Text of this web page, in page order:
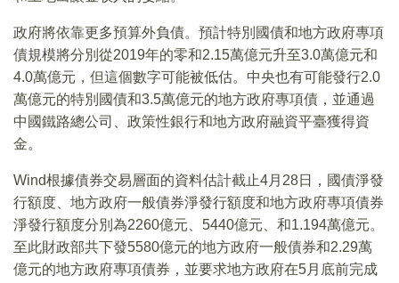
政府將依靠更多預算外負債。預計特別國債和地方政府專項
債規模將分別從2019年的零和2.15萬億元升至3.0萬億元和
4.0萬億元，但這個數字可能被低估。中央也有可能發行2.0
萬億元的特別國債和3.5萬億元的地方政府專項債，並通過
中國鐵路總公司、政策性銀行和地方政府融資平臺獲得資
金。
Wind根據債券交易層面的資料估計截止4月28日，國債淨發
行額度、地方政府一般債券淨發行額度和地方政府專項債券
淨發行額度分別為2260億元、5440億元、和1.194萬億元。
至此財政部共下發5580億元的地方政府一般債券和2.29萬
億元的地方政府專項債券，並要求地方政府在5月底前完成